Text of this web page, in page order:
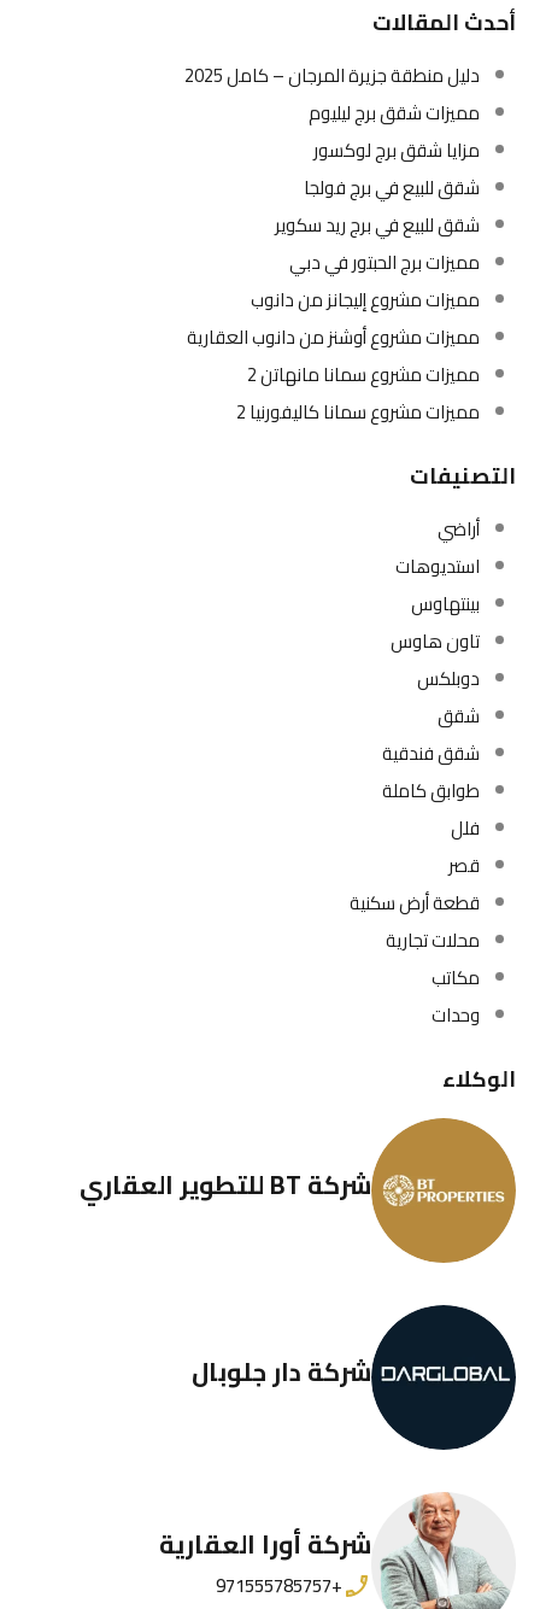
أحدث المقالات
دليل منطقة جزيرة المرجان – كامل 2025
مميزات شقق برج ليليوم
مزايا شقق برج لوكسور
شقق للبيع في برج فولجا
شقق للبيع في برج ريد سكوير
مميزات برج الحبتور في دبي
مميزات مشروع إليجانز من دانوب
مميزات مشروع أوشنز من دانوب العقارية
مميزات مشروع سمانا مانهاتن 2
مميزات مشروع سمانا كاليفورنيا 2
التصنيفات
أراضي
استديوهات
بينتهاوس
تاون هاوس
دوبلكس
شقق
شقق فندقية
طوابق كاملة
فلل
قصر
قطعة أرض سكنية
محلات تجارية
مكاتب
وحدات
الوكلاء
شركة BT للتطوير العقاري
شركة دار جلوبال
شركة أورا العقارية
+971555785757